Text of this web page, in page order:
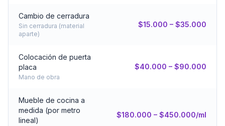
Cambio de cerradura
Sin cerradura (material
aparte)
$15.000 – $35.000
Colocación de puerta
placa
Mano de obra
$40.000 – $90.000
Mueble de cocina a
medida (por metro
lineal)
$180.000 – $450.000/ml